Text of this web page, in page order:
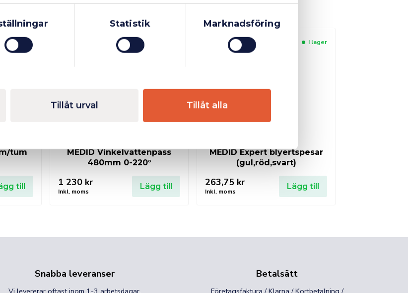
Statistik Marknadsföring
Tillåt urval Tillåt alla
Finns i lager
tum
till
Fåtal kvar i lager
MEDID Vinkelvattenpass
480mm 0-220°
1 230 kr
Inkl. moms
Lägg till
I lager
MEDID Expert blyertspesar
(gul,röd,svart)
263,75 kr
Inkl. moms
Lägg till
Snabba leveranser Betalsätt